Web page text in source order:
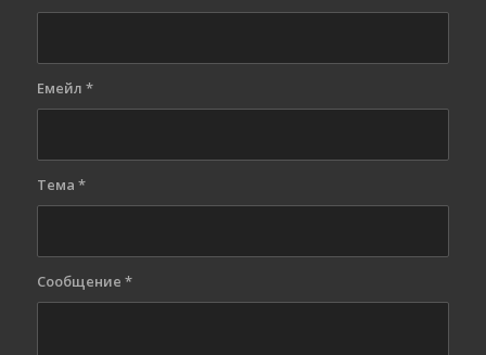
Емейл *
Тема *
Сообщение *